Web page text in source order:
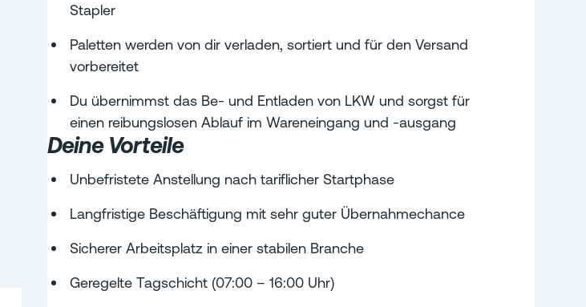
Stapler
Paletten werden von dir verladen, sortiert und für den Versand
vorbereitet
Du übernimmst das Be- und Entladen von LKW und sorgst für
einen reibungslosen Ablauf im Wareneingang und -ausgang
Deine Vorteile
Unbefristete Anstellung nach tariflicher Startphase
Langfristige Beschäftigung mit sehr guter Übernahmechance
Sicherer Arbeitsplatz in einer stabilen Branche
Geregelte Tagschicht (07:00 – 16:00 Uhr)